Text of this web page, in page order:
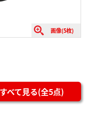
画像(5枚)
べて見る(全5点)